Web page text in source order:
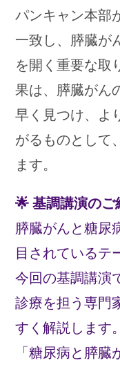
パンキャン本部
一致し、膵臓が
を開く重要な取
果は、膵臓がん
早く見つけ、よ
がるものとして
ます。
🌟 基調講演のご
膵臓がんと糖尿
目されているテ
今回の基調講演
診療を担う専門
すく解説します。
「糖尿病と膵